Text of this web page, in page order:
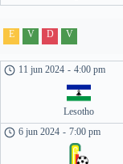
E V D V
11 jun 2024 - 4:00 pm
Lesotho
6 jun 2024 - 7:00 pm